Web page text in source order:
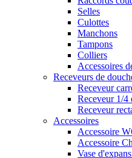
Selles
Culottes
Manchons
Tampons
Colliers
Accessoires
Receveurs de
Receveur
Receveur 1/4
Receveur
Accessoires
Accessoire
Accessoire
Vase